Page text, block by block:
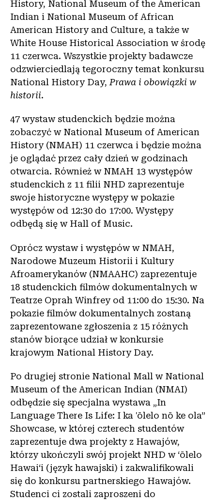
History, National Museum of the American
Indian i National Museum of African
American History and Culture, a także w
White House Historical Association w środę
11 czerwca. Wszystkie projekty badawcze
odzwierciedlają tegoroczny temat konkursu
National History Day, Prawa i obowiązki w
historii.
47 wystaw studenckich będzie można
zobaczyć w National Museum of American
History (NMAH) 11 czerwca i będzie można
je oglądać przez cały dzień w godzinach
otwarcia. Również w NMAH 13 występów
studenckich z 11 filii NHD zaprezentuje
swoje historyczne występy w pokazie
występów od 12:30 do 17:00. Występy
odbędą się w Hall of Music.
Oprócz wystaw i występów w NMAH,
Narodowe Muzeum Historii i Kultury
Afroamerykanów (NMAAHC) zaprezentuje
18 studenckich filmów dokumentalnych w
Teatrze Oprah Winfrey od 11:00 do 15:30. Na
pokazie filmów dokumentalnych zostaną
zaprezentowane zgłoszenia z 15 różnych
stanów biorące udział w konkursie
krajowym National History Day.
Po drugiej stronie National Mall w National
Museum of the American Indian (NMAI)
odbędzie się specjalna wystawa „In
Language There Is Life: I ka 'ōlelo nō ke ola”
Showcase, w której czterech studentów
zaprezentuje dwa projekty z Hawajów,
którzy ukończyli swój projekt NHD w ʻōlelo
Hawaiʻi (język hawajski) i zakwalifikowali
się do konkursu partnerskiego Hawajów.
Studenci ci zostali zaproszeni do